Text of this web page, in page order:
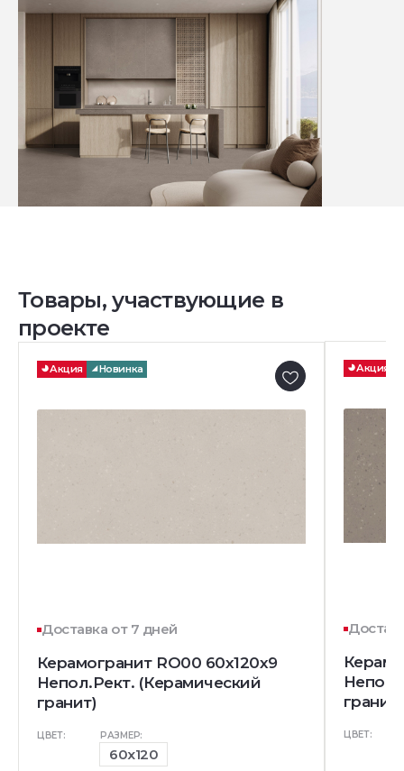
Товары, участвующие в
проекте
Акция Новинка
Доставка от 7 дней
Керамогранит RO00 60x120x9
Непол.Рект. (Керамический
гранит)
ЦВЕТ: РАЗМЕР:
60x120
Акция
гранит)
ЦВЕТ: